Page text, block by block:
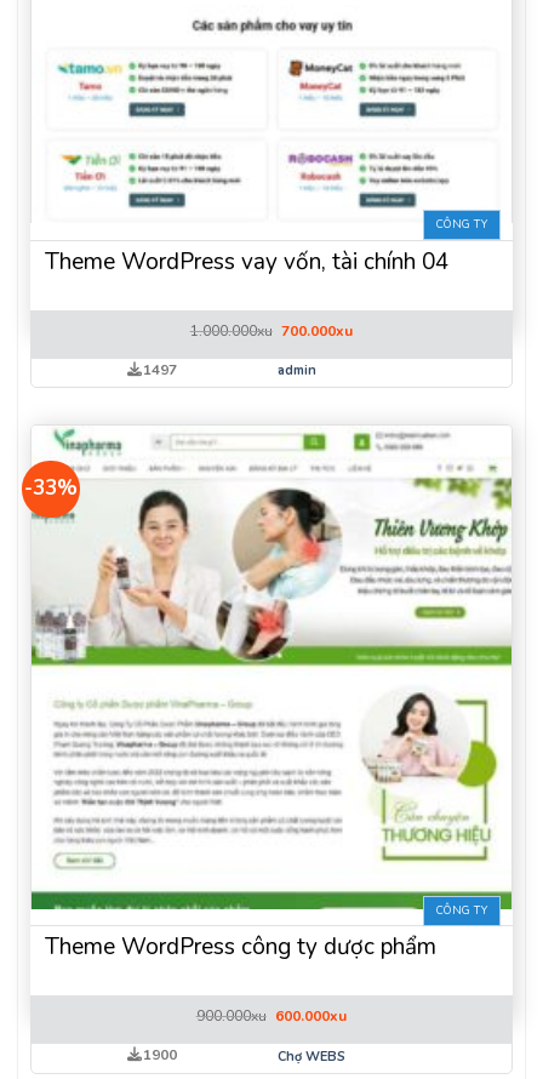
CÔNG TY
Theme WordPress vay vốn, tài chính 04
1.000.000xu Giá
là:
1.000.000xu.
700.000xuGiá
tại
1497 admin
-33%
CÔNG TY
Theme WordPress công ty dược phẩm
900.000xu Giá
là:
900.000xu.
600.000xuGiá
tại
1900 Chợ WEBS